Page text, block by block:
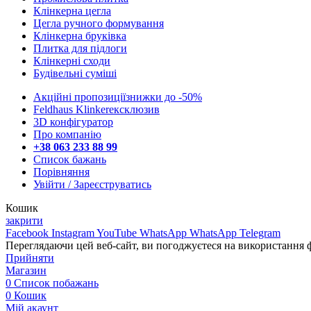
Клінкерна цегла
Цегла ручного формування
Клінкерна бруківка
Плитка для підлоги
Клінкерні сходи
Будівельні суміші
Акційні пропозиціїзнижки до -50%
Feldhaus Klinkereксклюзив
3D конфігуратор
Про компанію
+38 063 233 88 99
Список бажань
Порівняння
Увійти / Зареєструватись
Кошик
закрити
Facebook InstagramYouTube WhatsApp WhatsApp Telegram
Переглядаючи цей веб-сайт, ви погоджуєтеся на використання
Прийняти
Магазин
0 Список побажань
0 Кошик
Мій акаунт